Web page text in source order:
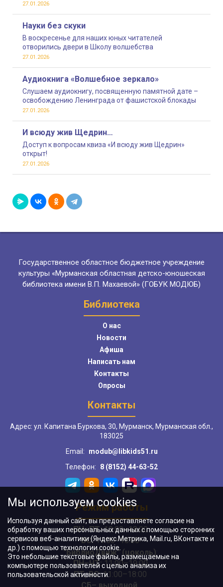
27.01.2026
Науки без скуки
В воскресенье для наших юных читателей
отворились двери в Школу волшебства
27.01.2026
Аудиокнига «Волшебное зеркало»
Слушаем аудиокнигу, посвященную памятной дате –
освобождению Ленинграда от фашистской блокады
27.01.2026
И всюду жив Щедрин…
Доступ к вопросам квиза «И всюду жив Щедрин»
открыт!
27.01.2026
Государственное областное бюджетное учреждение
культуры «Мурманская областная детско-юношеская
библиотека имени В.П. Махаевой» (ГОБУК МОДЮБ)
Библиотека
О нас
Новости
Афиша
Написать нам
Контакты
Опросы
Контакты
Адрес: ул. Капитана Буркова, 30, Мурманск, Мурманская обл.,
183025
Email:
modub@libkids51.ru
Телефон:
8 (8152) 44-63-52
Режим работы
ПН–ПТ:10:00–18:00
ВС:11:00–18:00
"БиблиоДвиж" (цоколь):
ПН–ЧТ:11:00–19:00
ПТ, ВС:11:00–18:00
Мы используем cookies
Используя данный сайт, вы предоставляете согласие на
обработку ваших персональных данных с помощью сторонних
сервисов веб-аналитики (Яндекс.Метрика, Mail.ru, ВКонтакте и
др.) с помощью технологии cookie.
Это небольшие текстовые файлы, размещаемые на
компьютере пользователей с целью анализа их
пользовательской активности.